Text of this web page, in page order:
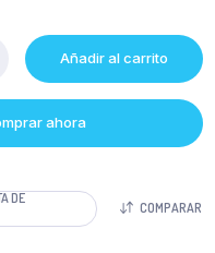
Añadir al carrito
ahora
DE
COMPARAR